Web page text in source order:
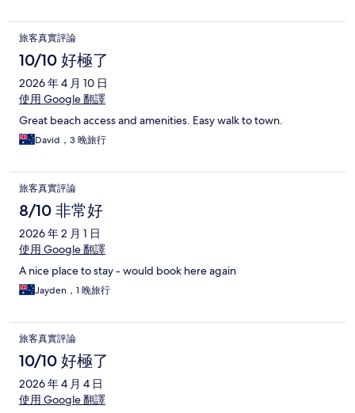
旅客真實評論
10/10 好極了
2026 年 4 月 10 日
使用 Google 翻譯
Great beach access and amenities. Easy walk to town.
David，3 晚旅行
旅客真實評論
8/10 非常好
2026 年 2 月 1 日
使用 Google 翻譯
A nice place to stay - would book here again
Jayden，1 晚旅行
旅客真實評論
10/10 好極了
2026 年 4 月 4 日
使用 Google 翻譯